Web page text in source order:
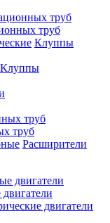
труб
Клуппы
Клуппы
труб
Расширители
двигатели
двигатели